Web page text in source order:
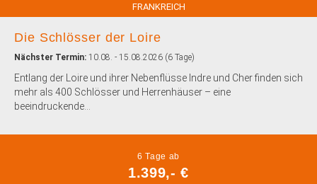
FRANKREICH
Die Schlösser der Loire
Nächster Termin: 10.08. - 15.08.2026 (6 Tage)
Entlang der Loire und ihrer Nebenflüsse Indre und Cher finden sich
mehr als 400 Schlösser und Herrenhäuser – eine
beeindruckende...
6 Tage ab
1.399,- €